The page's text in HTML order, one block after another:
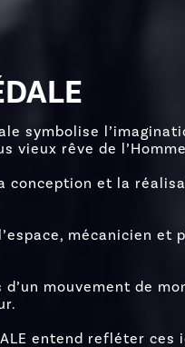
symbolise
vieux rêve de
conception et la
mécanicien
mouvement de
entend refléter